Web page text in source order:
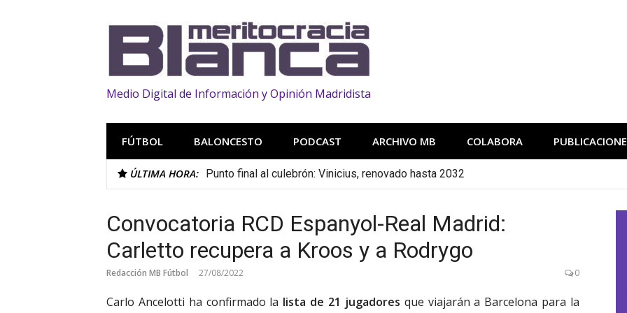
Medio Digital de Información y Opinión Madridista
FÚTBOL BALONCESTO PODCAST ARCHIVO MB COLABORA
ÚLTIMA HORA: Punto final al culebrón: Vinicius, renovado hasta 2032
Convocatoria RCD Espanyol-Real Madrid:
Carletto recupera a Kroos y a Rodrygo
Redacción MB Fútbol 27/08/2022 0
Carlo Ancelotti ha confirmado la lista de 21 jugadores que viajarán a Barcelona para la